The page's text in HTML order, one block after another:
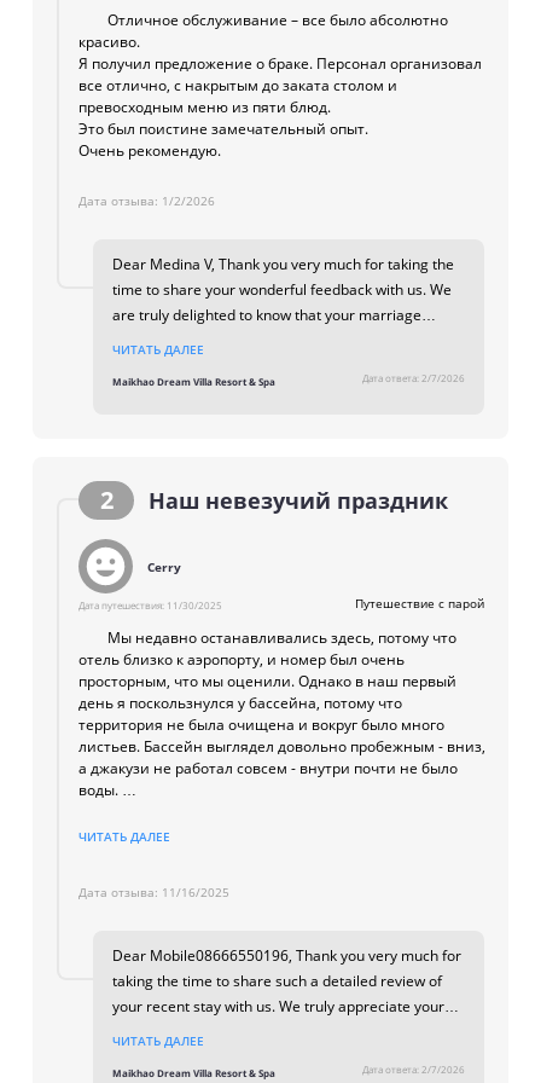
Удобства и развлечения в отеле
«Майкао Дрим Вилла Ризот энд Спа»
К услугам гостей:
открытый бассейн
тренажерный зал;
магазин сувениров;
обмен валюты;
бизнес-центр;
аренда велосипедов;
Услуги для детей
детская кроватка в номер (по запросу);
детский бассейн
детское меню.
Пляж муниципальный, оборудованный, песчаный.
1-я пляжная линия
пляжные полотенца, зонтики и лежаки — бесплатно.
Отличное обслуживание – все было абсолютно
красиво.
Я получил предложение о браке. Персонал организовал
все отлично, с накрытым до заката столом и
превосходным меню из пяти блюд.
Это был поистине замечательный опыт.
Очень рекомендую.
Дата отзыва: 1/2/2026
Dear Medina V, Thank you very much for taking the
time to share your wonderful feedback with us. We
are truly delighted to know that your marriage
absolute pleasure to assist in arranging this special
we are honored to have been part of such a
beautiful milestone in your journey together. We
sincerely look forward to welcoming you back for
another special stay with us in the future. Warm
regards, Maikhao Dream Villa Resort & Spa Team
ЧИТАТЬ ДАЛЕЕ
Maikhao Dream Villa Resort & Spa Дата ответа: 2/7/2026
2 Наш невезучий праздник
Cerry
Дата путешествия: 11/30/2025 Путешествие с парой
Мы недавно останавливались здесь, потому что
отель близко к аэропорту, и номер был очень
просторным, что мы оценили. Однако в наш первый
день я поскользнулся у бассейна, потому что
территория не была очищена и вокруг было много
листьев. Бассейн выглядел довольно пробежным - вниз,
а джакузи не работал совсем - внутри почти не было
воды.
Вечером мы также не смогли найти переключатель для
регистрации. Пришел технический специалист и
проверялись регулярно. И зона бассейна, и
электрическая система явно нуждались в надлежащем
внимании персонала, но, похоже, они были сильно
Отель извинился и любезно предложил нам
ЧИТАТЬ ДАЛЕЕ
Дата отзыва: 11/16/2025
Dear Mobile08666550196, Thank you very much for
taking the time to share such a detailed review of
your recent stay with us. We truly appreciate your
ЧИТАТЬ ДАЛЕЕ
Maikhao Dream Villa Resort & Spa Дата ответа: 2/7/2026